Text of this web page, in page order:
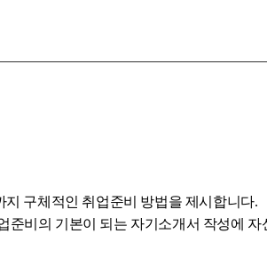
구체적인 취업준비 방법을 제시합니다.
준비의 기본이 되는 자기소개서 작성에 자